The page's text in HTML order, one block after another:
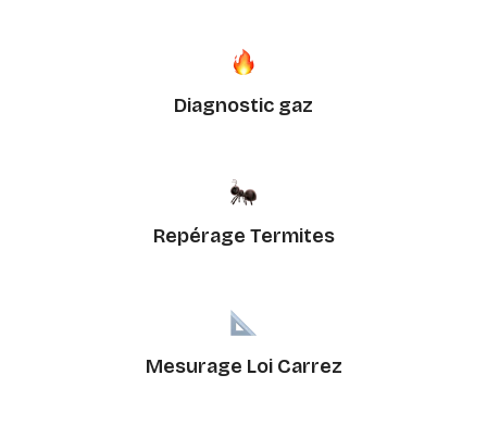
Diagnostic gaz
Repérage Termites
Mesurage Loi Carrez